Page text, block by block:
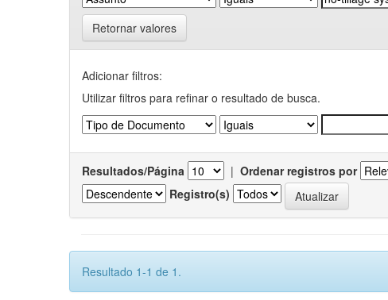
Retornar valores
Adicionar filtros:
Utilizar filtros para refinar o resultado de busca.
Resultados/Página | Ordenar registros por
Registro(s)
Resultado 1-1 de 1.